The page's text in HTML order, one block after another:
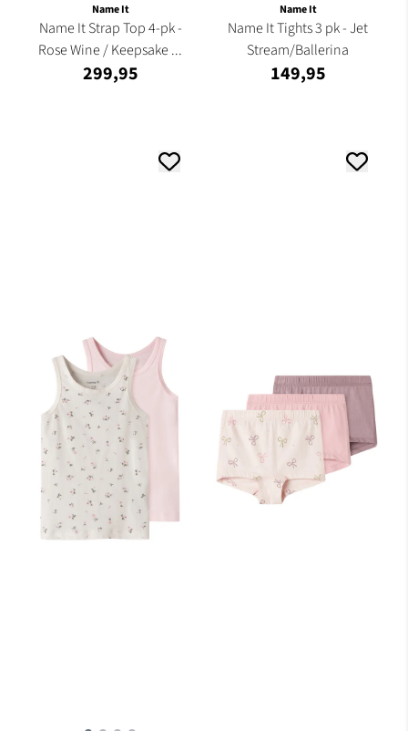
Name It
Name It Strap Top 4-pk -
Rose Wine / Keepsake ...
299,95
Name It
Name It Tights 3 pk - Jet
Stream/Ballerina
149,95